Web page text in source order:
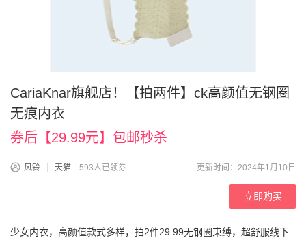
CariaKnar旗舰店！【拍两件】ck高颜值无钢圈
无痕内衣
券后【29.99元】包邮秒杀
风铃 天猫 593人已领券 更新时间：2024年1月10日
立即购买
少女内衣，高颜值款式多样，拍2件29.99无钢圈束缚，超舒服线下